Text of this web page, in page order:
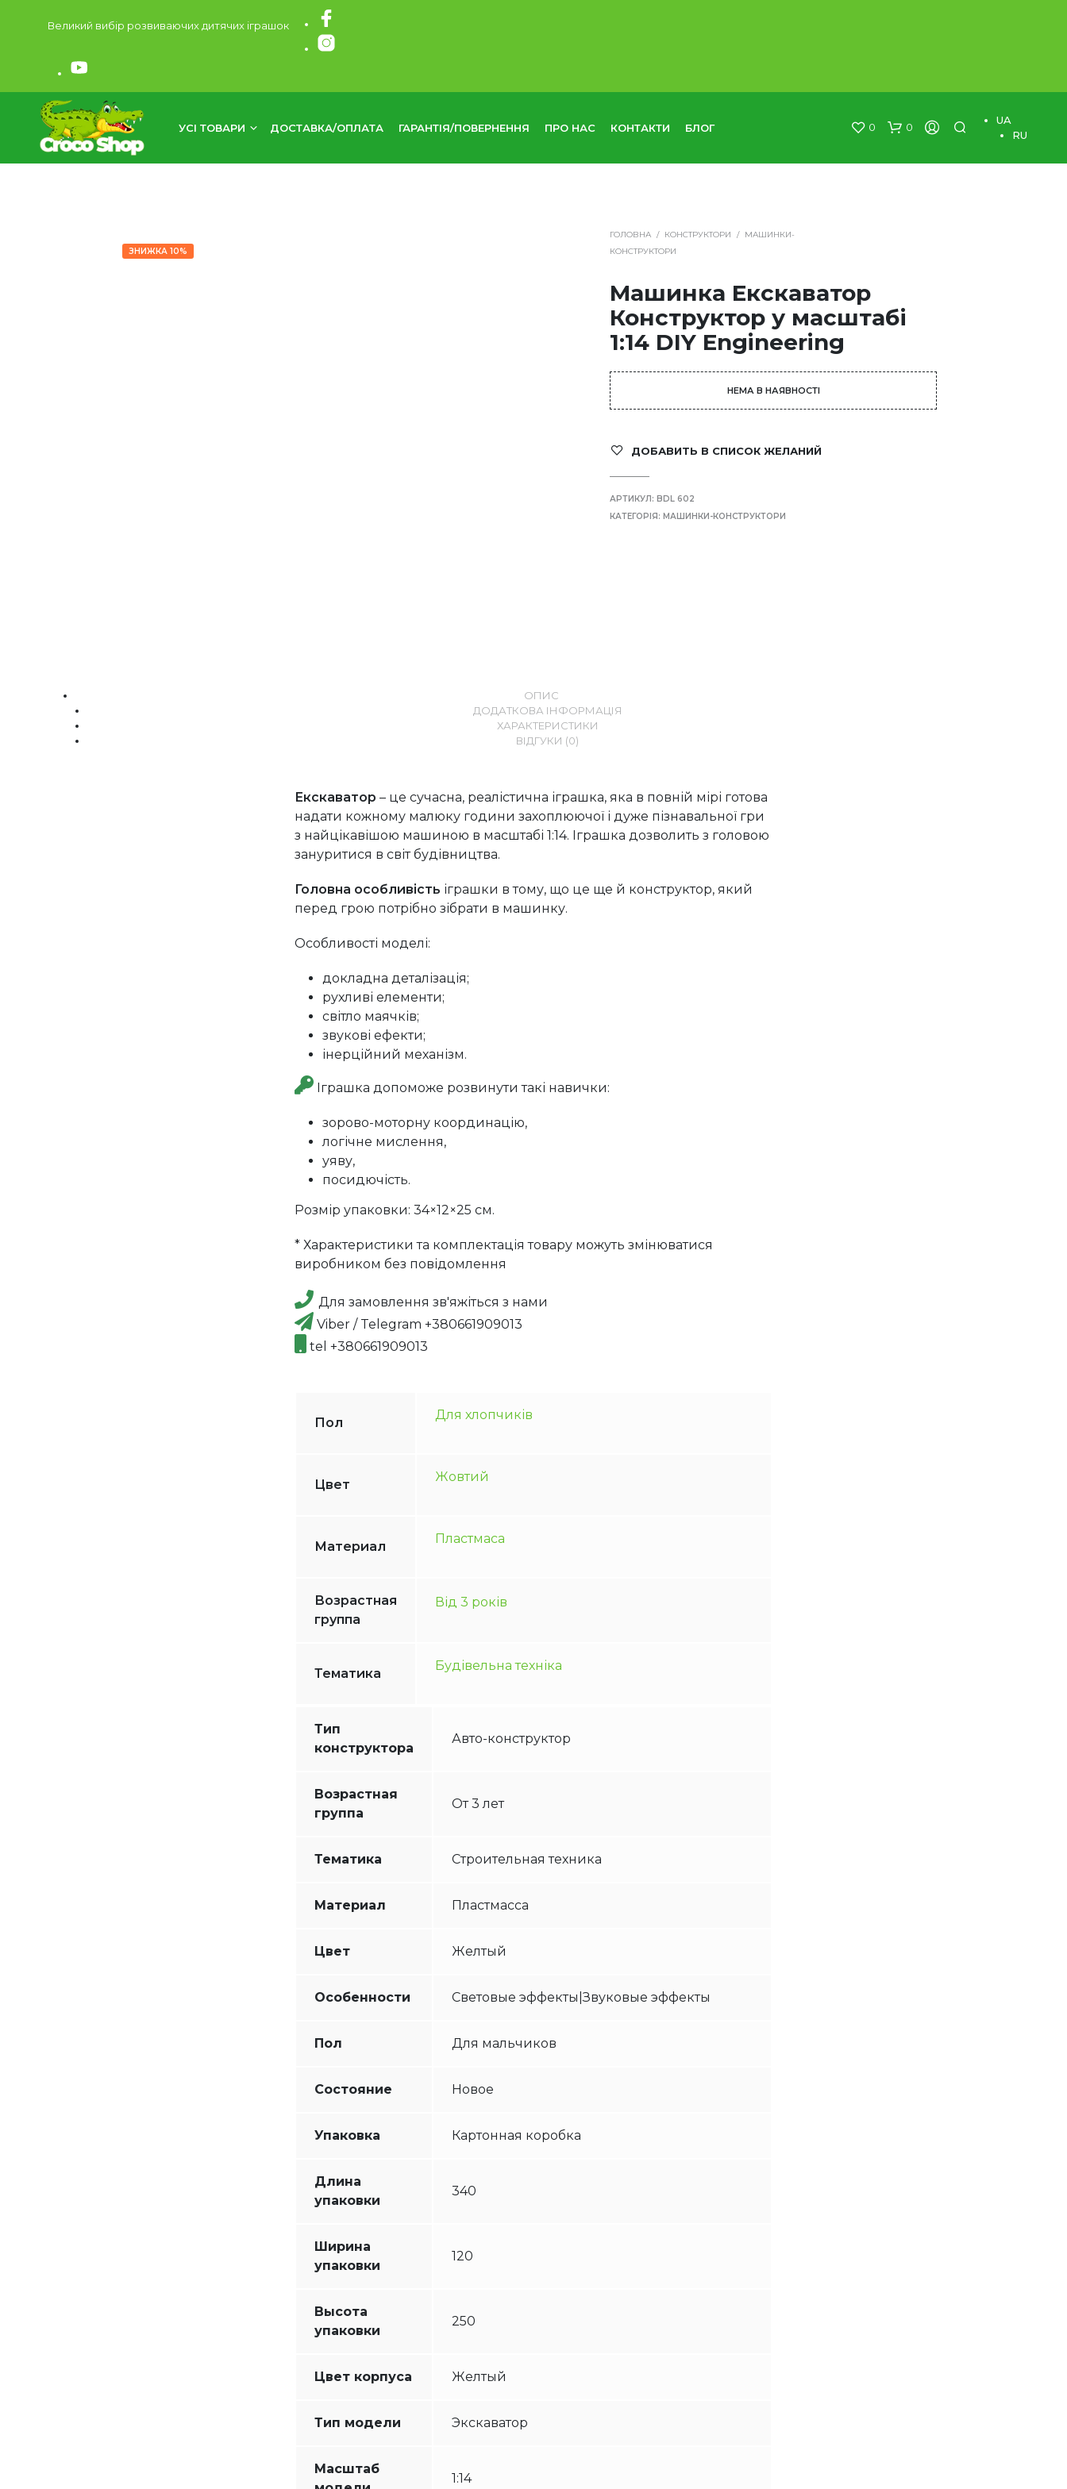
Великий вибір розвиваючих дитячих іграшок
УСІ ТОВАРИ ДОСТАВКА/ОПЛАТА ГАРАНТІЯ/ПОВЕРНЕННЯ ПРО НАС КОНТАКТИ БЛОГ 0 0
UA
RU
ЗНИЖКА 10%
ГОЛОВНА / КОНСТРУКТОРИ / МАШИНКИ-
КОНСТРУКТОРИ
Машинка Екскаватор
Конструктор у масштабі
1:14 DIY Engineering
НЕМА В НАЯВНОСТІ
ДОБАВИТЬ В СПИСОК ЖЕЛАНИЙ
АРТИКУЛ:BDL 602
КАТЕГОРІЯ:МАШИНКИ-КОНСТРУКТОРИ
ОПИС
ДОДАТКОВА ІНФОРМАЦІЯ
ХАРАКТЕРИСТИКИ
ВІДГУКИ (0)
Екскаватор – це сучасна, реалістична іграшка, яка в повній мірі готова
надати кожному малюку години захоплюючої і дуже пізнавальної гри
з найцікавішою машиною в масштабі 1:14. Іграшка дозволить з головою
зануритися в світ будівництва.
Головна особливість іграшки в тому, що це ще й конструктор, який
перед грою потрібно зібрати в машинку.
Особливості моделі:
докладна деталізація;
рухливі елементи;
світло маячків;
звукові ефекти;
інерційний механізм.
Іграшка допоможе розвинути такі навички:
зорово-моторну координацію,
логічне мислення,
уяву,
посидючість.
Розмір упаковки: 34×12×25 см.
* Характеристики та комплектація товару можуть змінюватися
виробником без повідомлення
Для замовлення зв'яжіться з нами
Viber / Telegram +380661909013
tel +380661909013
Пол
Для хлопчиків
Цвет
Жовтий
Материал
Пластмаса
Возрастная
группа
Від 3 років
Тематика
Будівельна техніка
Тип
конструктора
Авто-конструктор
Возрастная
группа
От 3 лет
Тематика Строительная техника
Материал Пластмасса
Цвет Желтый
Особенности Световые эффекты|Звуковые эффекты
Пол Для мальчиков
Состояние Новое
Упаковка Картонная коробка
Длина
упаковки
340
Ширина
упаковки
120
Высота
упаковки
250
Цвет корпуса Желтый
Тип модели Экскаватор
Масштаб
1:14